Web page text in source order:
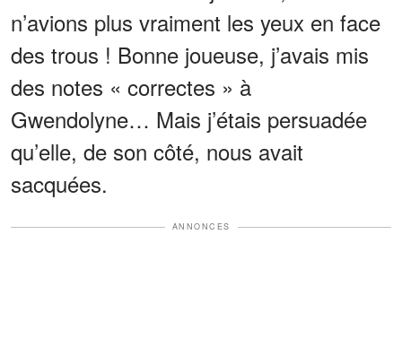
n’avions plus vraiment les yeux en face
des trous ! Bonne joueuse, j’avais mis
des notes « correctes » à
Gwendolyne… Mais j’étais persuadée
qu’elle, de son côté, nous avait
sacquées.
ANNONCES